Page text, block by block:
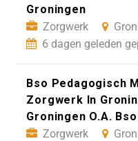
Groningen
Zorgwerk
6 dagen geleden
Bso Pedagogisch
Zorgwerk In
Groningen O.A.
Zorgwerk